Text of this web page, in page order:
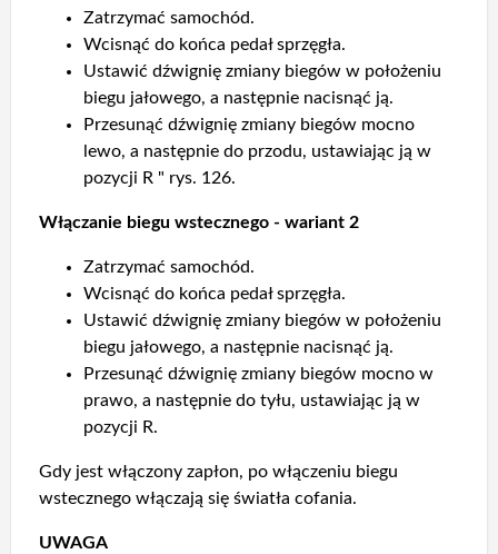
Zatrzymać samochód.
Wcisnąć do końca pedał sprzęgła.
Ustawić dźwignię zmiany biegów w położeniu
biegu jałowego, a następnie nacisnąć ją.
Przesunąć dźwignię zmiany biegów mocno
lewo, a następnie do przodu, ustawiając ją w
pozycji R " rys. 126.
Włączanie biegu wstecznego - wariant 2
Zatrzymać samochód.
Wcisnąć do końca pedał sprzęgła.
Ustawić dźwignię zmiany biegów w położeniu
biegu jałowego, a następnie nacisnąć ją.
Przesunąć dźwignię zmiany biegów mocno w
prawo, a następnie do tyłu, ustawiając ją w
pozycji R.
Gdy jest włączony zapłon, po włączeniu biegu
wstecznego włączają się światła cofania.
UWAGA